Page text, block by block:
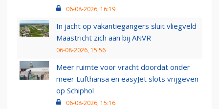
06-08-2026, 16:19
In jacht op vakantiegangers sluit vliegveld
Maastricht zich aan bij ANVR
06-08-2026, 15:56
Meer ruimte voor vracht doordat onder
meer Lufthansa en easyJet slots vrijgeven
op Schiphol
06-08-2026, 15:16